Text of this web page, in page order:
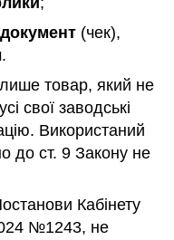
(чек),
товар, який не
свої заводські
Використаний
до ст. 9 Закону не
Кабінету
№1243, не